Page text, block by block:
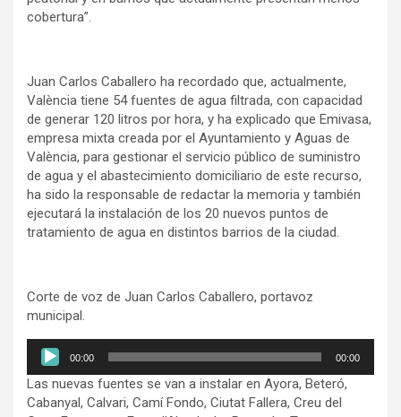
cobertura”.
Juan Carlos Caballero ha recordado que, actualmente,
València tiene 54 fuentes de agua filtrada, con capacidad
de generar 120 litros por hora, y ha explicado que Emivasa,
empresa mixta creada por el Ayuntamiento y Aguas de
València, para gestionar el servicio público de suministro
de agua y el abastecimiento domiciliario de este recurso,
ha sido la responsable de redactar la memoria y también
ejecutará la instalación de los 20 nuevos puntos de
tratamiento de agua en distintos barrios de la ciudad.
Corte de voz de Juan Carlos Caballero, portavoz
municipal.
Reproductor
audio
00:00 00:00
Las nuevas fuentes se van a instalar en Ayora, Beteró,
Cabanyal, Calvari, Camí Fondo, Ciutat Fallera, Creu del